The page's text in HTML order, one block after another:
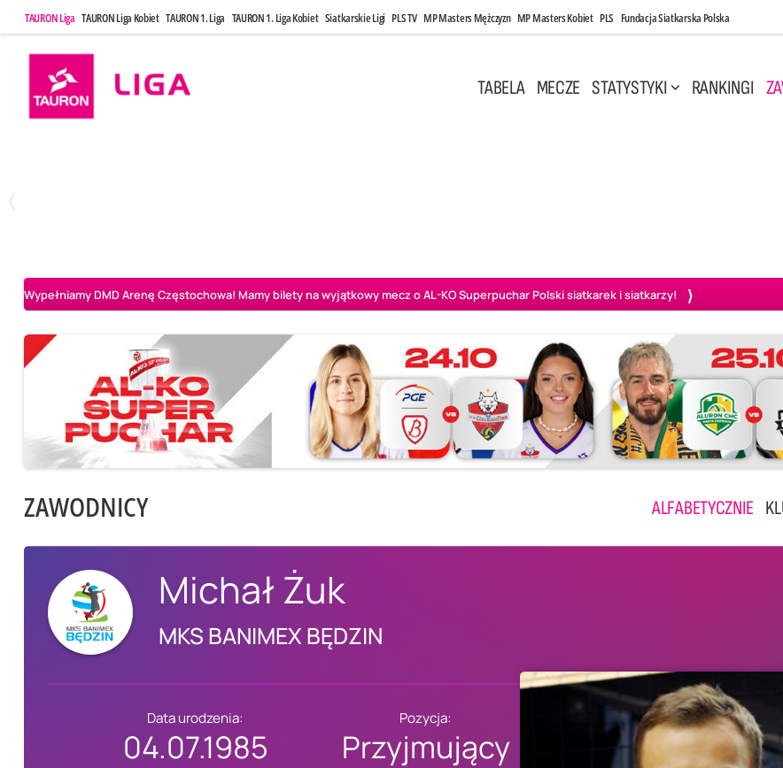
TAURON Liga TAURON Liga Kobiet TAURON 1. Liga TAURON 1. Liga Kobiet Siatkarskie Ligi PLS TV MP Masters Mężczyzn MP Masters Kobiet PLS Fundacja Siatkarska Polska
TABELA MECZE STATYSTYKI RANKINGI
Wypełniamy DMD Arenę Częstochowa! Mamy bilety na wyjątkowy mecz o AL-KO Superpuchar Polski siatkarek i siatkarzy!
ZAWODNICY ALFABETYCZNIE
Michał Żuk
MKS BANIMEX BĘDZIN
Data urodzenia:
04.07.1985
Pozycja:
Przyjmujący